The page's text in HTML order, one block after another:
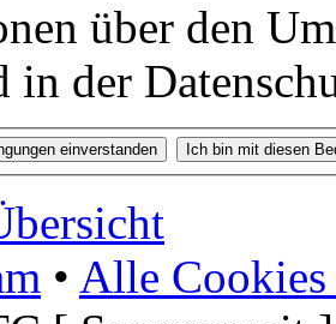
über den
in der
• Alle Cookies